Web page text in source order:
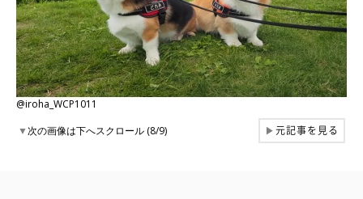
@iroha_WCP1011
▼次の画像は下へスクロール (8/9) ▶元記事を見る